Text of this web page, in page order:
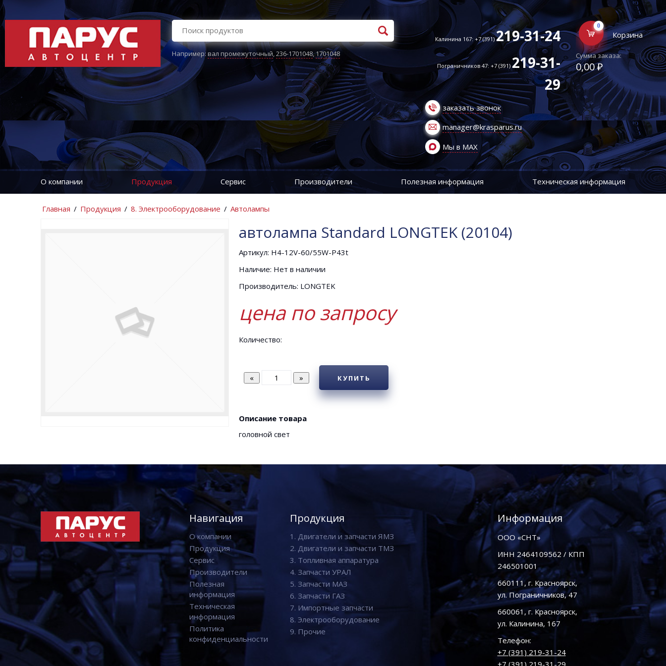
Например:вал промежуточный,236-1701048,1701048
Калинина 167: +7 (391)219-31-24
Пограничников 47: +7 (391)219-31-
29
заказать звонок
manager@krasparus.ru
Мы в MAX
0
Корзина
Сумма заказа:
0,00 ₽
О компании Продукция Сервис Производители Полезная информация Техническая информация
Главная / Продукция / 8. Электрооборудование / Автолампы
автолампа Standard LONGTEK (20104)
Артикул: H4-12V-60/55W-P43t
Наличие: Нет в наличии
Производитель: LONGTEK
цена по запросу
Количество:
КУПИТЬ
Описание товара
головной свет
Навигация
О компании
Продукция
Сервис
Производители
Полезная
информация
Техническая
информация
Политика
конфиденциальности
Продукция
1. Двигатели и запчасти ЯМЗ
2. Двигатели и запчасти ТМЗ
3. Топливная аппаратура
4. Запчасти УРАЛ
5. Запчасти МАЗ
6. Запчасти ГАЗ
7. Импортные запчасти
8. Электрооборудование
9. Прочие
Информация
ООО «СНТ»
ИНН 2464109562 / КПП
246501001
660111, г. Красноярск,
ул. Пограничников, 47
660061, г. Красноярск,
ул. Калинина, 167
Телефон:
+7 (391) 219-31-24
+7 (391) 219-31-29